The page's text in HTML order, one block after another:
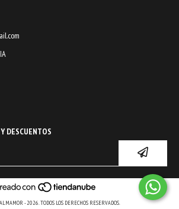
DESCUENTOS
- 2026. TODOS LOS DERECHOS RESERVADOS.